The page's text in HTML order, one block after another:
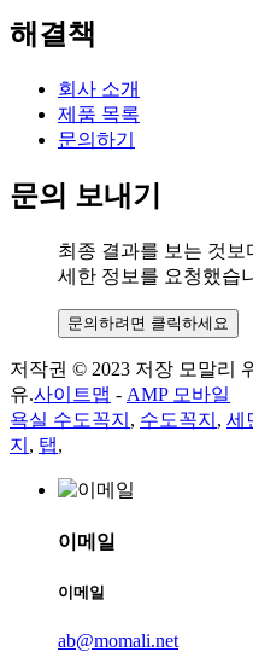
해결책
회사 소개
제품 목록
문의하기
문의 보내기
최종 결과를 보는 것
세한 정보를 요청했습
문의하려면 클릭하세요
저작권 © 2023 저장 모말리
유.사이트맵 - AMP 모바일
욕실 수도꼭지 , 수도꼭지 , 세
지 , 탭,
이메일
이메일
ab@momali.net